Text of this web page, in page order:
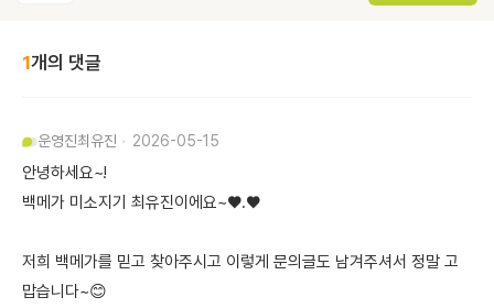
1개의 댓글
운영진최유진 2026-05-15
안녕하세요~!
백메가 미소지기 최유진이에요~♥.♥
저희 백메가를 믿고 찾아주시고 이렇게 문의글도 남겨주셔서 정말 고
맙습니다~😊